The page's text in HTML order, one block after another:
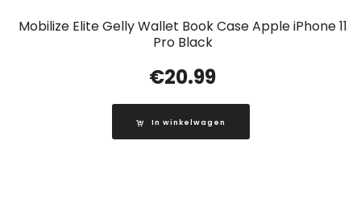
Mobilize Elite Gelly Wallet Book Case Apple iPhone 11
Pro Black
€20.99
In winkelwagen